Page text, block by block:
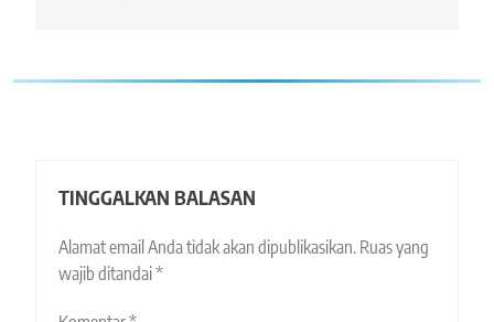
TINGGALKAN BALASAN
Alamat email Anda tidak akan dipublikasikan. Ruas yang
wajib ditandai*